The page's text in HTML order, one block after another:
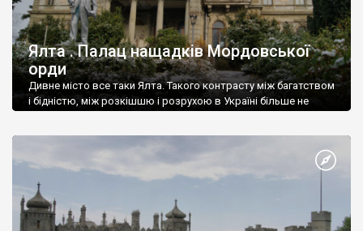
Ялта . Палац нащадків Мордовської
орди
Дивне місто все таки Ялта. Такого контрасту між багатством
і бідністю, між розкішшю і розрухою в Україні більше не